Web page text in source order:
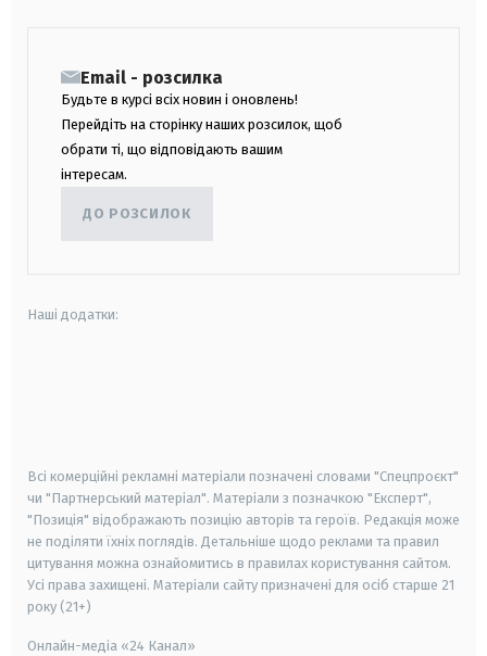
Email - розсилка
Будьте в курсі всіх новин і оновлень!
Перейдіть на сторінку наших розсилок, щоб
обрати ті, що відповідають вашим
інтересам.
ДО РОЗСИЛОК
Наші додатки:
Всі комерційні рекламні матеріали позначені словами "Спецпроєкт"
чи "Партнерський матеріал". Матеріали з позначкою "Експерт",
"Позиція" відображають позицію авторів та героїв. Редакція може
не поділяти їхніх поглядів. Детальніше щодо реклами та правил
цитування можна ознайомитись в правилах користування сайтом.
Усі права захищені. Матеріали сайту призначені для осіб старше 21
року (21+)
Онлайн-медіа «24 Канал»